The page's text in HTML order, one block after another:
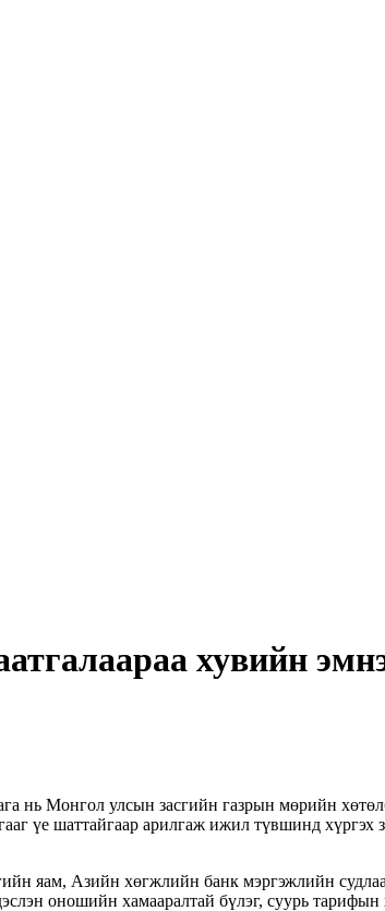
хувийн
нь Монгол улсын засгийн газрын мөрийн
үе шаттайгаар арилгаж ижил түвшинд
яам, Азийн хөгжлийн банк мэргэжлийн
оношийн хамааралтай бүлэг, суурь